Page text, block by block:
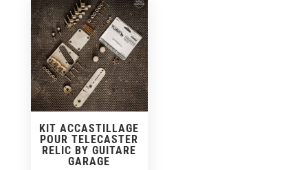
KIT ACCASTILLAGE
POUR TELECASTER
RELIC BY GUITARE
GARAGE